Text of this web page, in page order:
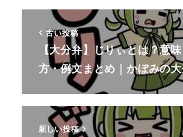
古い投稿
【大分弁】じりぃとは？意
方・例文まとめ｜かぼみの
新しい投稿